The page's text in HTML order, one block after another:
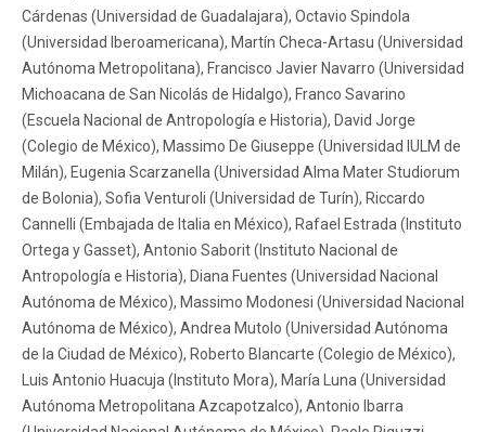
Cárdenas (Universidad de Guadalajara), Octavio Spindola
(Universidad Iberoamericana), Martín Checa-Artasu (Universidad
Autónoma Metropolitana), Francisco Javier Navarro (Universidad
Michoacana de San Nicolás de Hidalgo), Franco Savarino
(Escuela Nacional de Antropología e Historia), David Jorge
(Colegio de México), Massimo De Giuseppe (Universidad IULM de
Milán), Eugenia Scarzanella (Universidad Alma Mater Studiorum
de Bolonia), Sofia Venturoli (Universidad de Turín), Riccardo
Cannelli (Embajada de Italia en México), Rafael Estrada (Instituto
Ortega y Gasset), Antonio Saborit (Instituto Nacional de
Antropología e Historia), Diana Fuentes (Universidad Nacional
Autónoma de México), Massimo Modonesi (Universidad Nacional
Autónoma de México), Andrea Mutolo (Universidad Autónoma
de la Ciudad de México), Roberto Blancarte (Colegio de México),
Luis Antonio Huacuja (Instituto Mora), María Luna (Universidad
Autónoma Metropolitana Azcapotzalco), Antonio Ibarra